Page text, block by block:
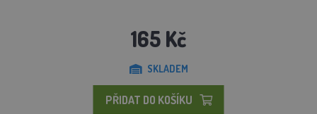
165 Kč
SKLADEM
PŘIDAT DO KOŠÍKU